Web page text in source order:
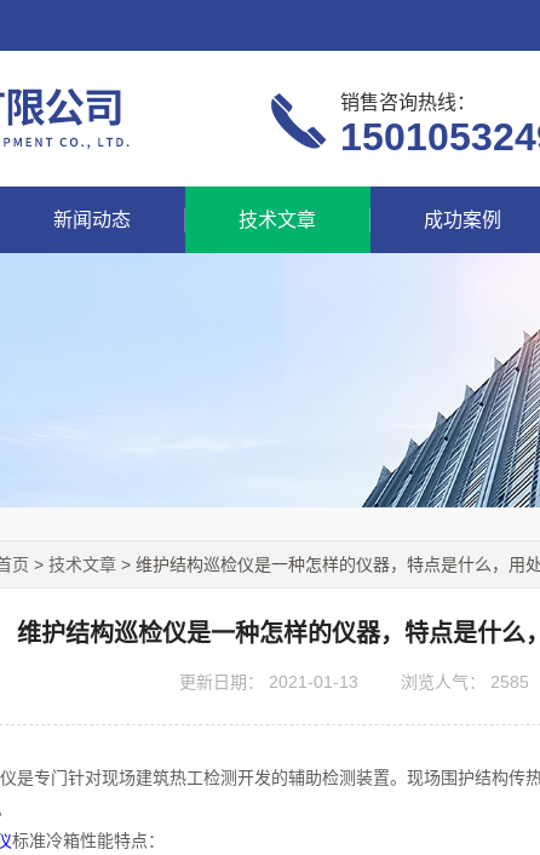
销售咨询热线：
新闻动态 技术文章 成功案例
页 > 技术文章 > 维护结构巡检仪是一种怎样的仪器，特点是什么，用
维护结构巡检仪是一种怎样的仪器，特点是什么
更新日期： 2021-01-13 浏览人气： 2585
专门针对现场建筑热工检测开发的辅助检测装置。现场围护结构传
标准冷箱性能特点：